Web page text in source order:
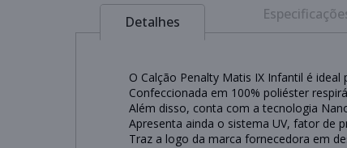
Detalhes
O Calção Penalty Matis IX Infantil é
Confeccionada em 100% poliéster
Além disso, conta com a tecnologia
Apresenta ainda o sistema UV, fator de
Traz a logo da marca fornecedora em